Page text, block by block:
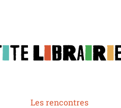
Les rencontres